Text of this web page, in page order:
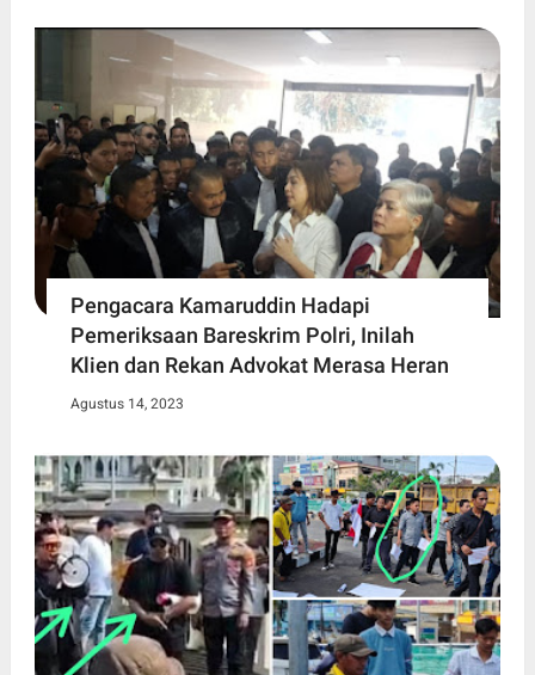
Pengacara Kamaruddin Hadapi
Pemeriksaan Bareskrim Polri, Inilah
Klien dan Rekan Advokat Merasa Heran
Agustus 14, 2023